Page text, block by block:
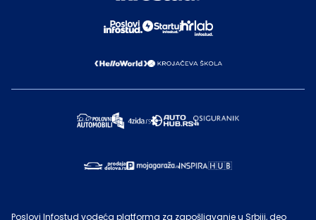
Poslovi Infostud vodeća platforma za zapošljavanje u Srbiji, deo